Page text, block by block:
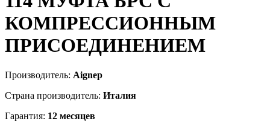
КОМПРЕССИОННЫМ
ПРИСОЕДИНЕНИЕМ
Производитель: Aignep
Страна производитель: Италия
Гарантия: 12 месяцев